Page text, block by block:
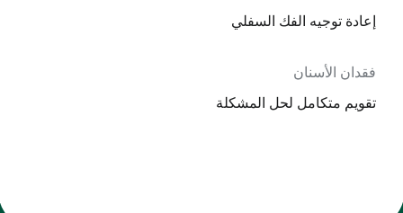
إعادة توجيه الفك السفلي
فقدان الأسنان
تقويم متكامل لحل المشكلة